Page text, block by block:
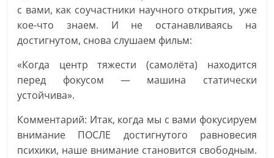
с вами, как соучастники научного открытия, уже
кое-что знаем. И не останавливаясь на
достигнутом, снова слушаем фильм:
«Когда центр тяжести (самолёта) находится
перед фокусом — машина статически
устойчива».
Комментарий: Итак, когда мы с вами фокусируем
внимание ПОСЛЕ достигнутого равновесия
психики, наше внимание становится свободным.